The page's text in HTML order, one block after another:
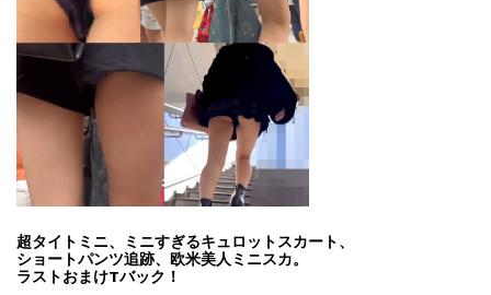
超タイトミニ、ミニすぎるキュロットスカート、
ショートパンツ追跡、欧米美人ミニスカ。
ラストおまけTバック！